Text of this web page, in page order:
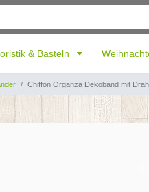
& Basteln
Chiffon Organza Dekoband mit